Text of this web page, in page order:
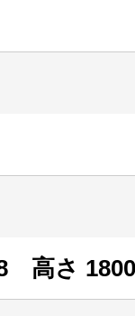
高さ 1800